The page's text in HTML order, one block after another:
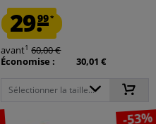
29.99*
avant1 60,00 €
Économise :
30,01 €
Sélectionner la taille...
-53%